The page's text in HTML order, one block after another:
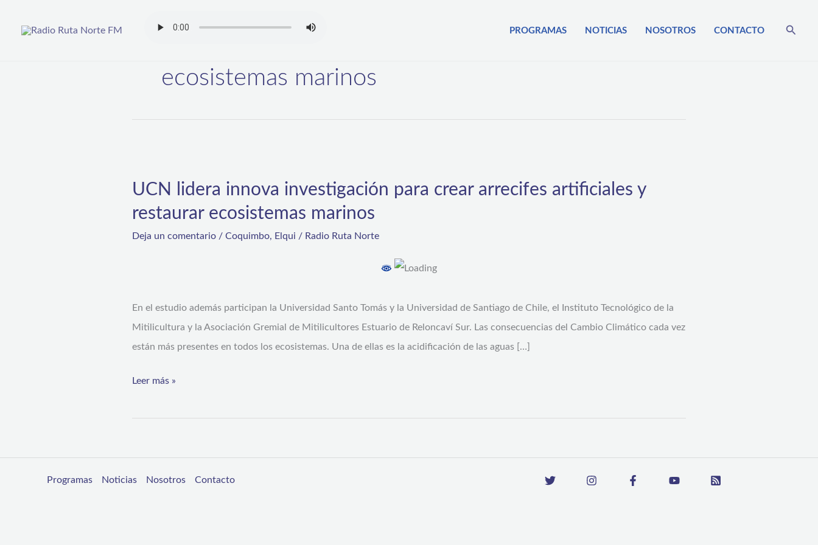
PROGRAMAS NOTICIAS NOSOTROS CONTACTO Buscar
ecosistemas marinos
UCN lidera innova investigación para crear arrecifes artificiales y
restaurar ecosistemas marinos
Deja un comentario / Coquimbo, Elqui / Radio Ruta Norte
En el estudio además participan la Universidad Santo Tomás y la Universidad de Santiago de Chile, el Instituto Tecnológico de la
Mitilicultura y la Asociación Gremial de Mitilicultores Estuario de Reloncaví Sur. Las consecuencias del Cambio Climático cada vez
están más presentes en todos los ecosistemas. Una de ellas es la acidificación de las aguas […]
innova
investigación
para
y
restaurar
ecosistemas
Leer más »
Programas Noticias Nosotros Contacto